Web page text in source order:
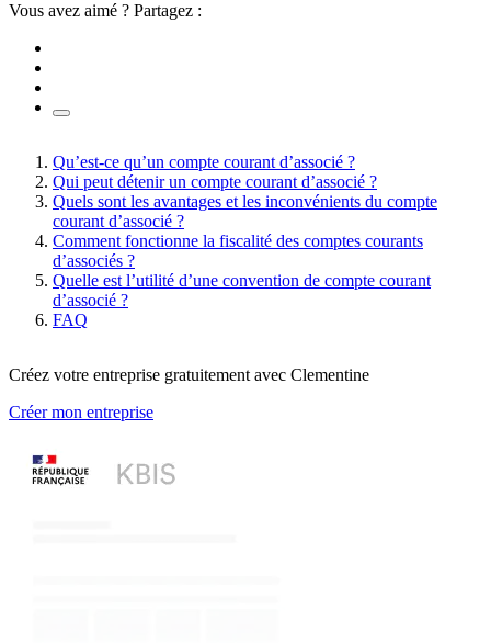
Vous avez aimé ? Partagez :
Qu’est-ce qu’un compte courant d’associé ?
Qui peut détenir un compte courant d’associé ?
Quels sont les avantages et les inconvénients du compte
courant d’associé ?
Comment fonctionne la fiscalité des comptes courants
d’associés ?
Quelle est l’utilité d’une convention de compte courant
d’associé ?
FAQ
Créez votre entreprise gratuitement avec Clementine
Créer mon entreprise